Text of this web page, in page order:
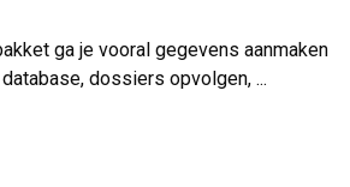
ga je vooral gegevens aanmaken
dossiers opvolgen, ...